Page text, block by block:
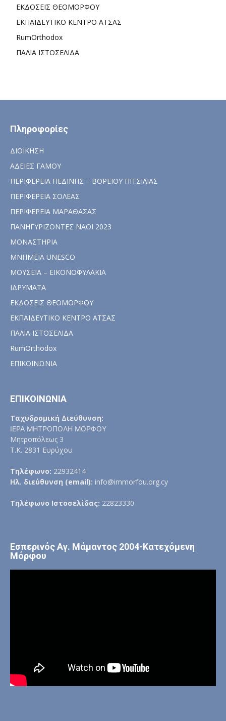
ΕΚΔΟΣΕΙΣ ΘΕΟΜΟΡΦΟΥ
ΕΚΠΑΙΔΕΥΤΙΚΟ ΚΕΝΤΡΟ ΑΤΣΑΣ
RumOrthodox
ΠΑΛΙΑ ΙΣΤΟΣΕΛΙΔΑ
Πληροφορίες
ΔΙΟΙΚΗΣΗ
ΑΔΕΙΕΣ ΓΑΜΟΥ
ΠΕΡΙΦΕΡΕΙΑ ΠΕΔΙΝΗΣ – ΒΟΡΕΙΟΥ ΠΙΤΣΙΛΙΑΣ
ΠΕΡΙΦΕΡΕΙΑ ΣΟΛΕΑΣ
ΠΕΡΙΦΕΡΕΙΑ ΜΑΡΑΘΑΣΑΣ
ΠΑΝΗΓΥΡΙΖΟΝΤΕΣ ΝΑΟΙ 2023
ΜΟΝΑΣΤΗΡΙΑ
ΜΝΗΜΕΙΑ UNESCO
ΜΟΥΣΕΙΑ – ΕΙΚΟΝΟΦΥΛΑΚΙΑ
ΙΔΡΥΜΑΤΑ
ΕΚΔΟΣΕΙΣ ΘΕΟΜΟΡΦΟΥ
ΕΚΠΑΙΔΕΥΤΙΚΟ ΚΕΝΤΡΟ ΑΤΣΑΣ
ΠΑΛΙΑ ΙΣΤΟΣΕΛΙΔΑ
RumOrthodox
ΕΠΙΚΟΙΝΩΝΙΑ
ΕΠΙΚΟΙΝΩΝΙΑ
Ταχυδρομική Διεύθυνση:
ΙΕΡΑ ΜΗΤΡΟΠΟΛΗ ΜΟΡΦΟΥ
Μητροπόλεως 3
Τ.Κ. 2831 Ευρύχου
Τηλέφωνο: 22932414
Ηλ. διεύθυνση (email): info@immorfou.org.cy
Τηλέφωνο Ιστοσελίδας: 22823330
Εσπερινός Αγ. Μάμαντος 2004-Κατεχόμενη
Μόρφου